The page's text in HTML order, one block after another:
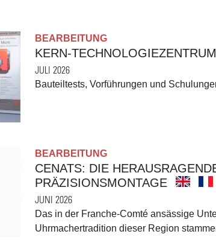
BEARBEITUNG
KERN-
JULI 2026
Bauteiltests, Vorführungen und
BEARBEITUNG
CENATS: DIE
PRÄZISIONSMONTAGE
JUNI 2026
Das in der Franche-Comté ansässige
Uhrmachertradition dieser Region